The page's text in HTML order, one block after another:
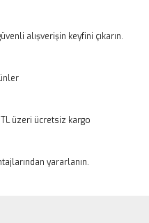
görüntülenemiyor.
olmalı.
alışverişin keyfini çıkarın.
üzeri ücretsiz kargo
yararlanın.